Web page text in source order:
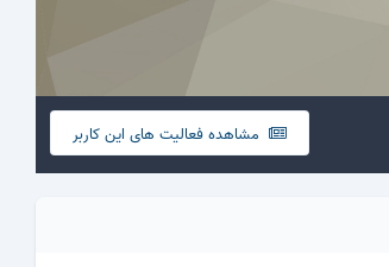
مشاهده فعالیت های این کاربر